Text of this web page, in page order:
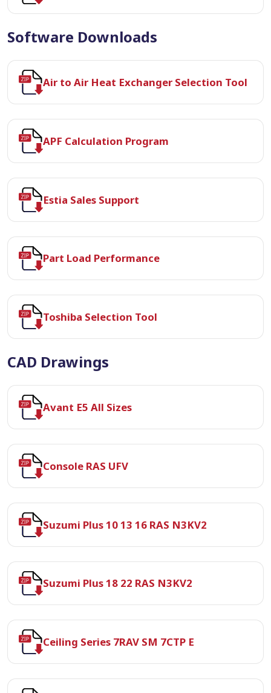
Software Downloads
Air to Air Heat Exchanger Selection Tool
APF Calculation Program
Estia Sales Support
Part Load Performance
Toshiba Selection Tool
CAD Drawings
Avant E5 All Sizes
Console RAS UFV
Suzumi Plus 10 13 16 RAS N3KV2
Suzumi Plus 18 22 RAS N3KV2
Ceiling Series 7RAV SM 7CTP E